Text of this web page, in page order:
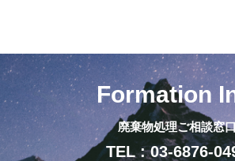
Formation
廃棄物処理ご相談窓
TEL : 03-6876-